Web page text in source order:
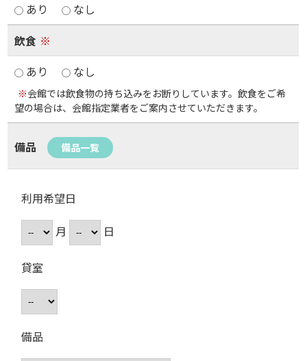
あり
なし
飲食 ※
あり
なし
※会館では飲食物の持ち込みをお断りしています。飲食をご希
望の場合は、会館指定業者をご案内させていただきます。
備品 備品一覧
利用希望日
月
日
貸室
備品